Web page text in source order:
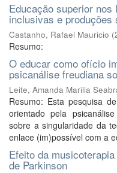
Educação superior
inclusivas e produções
Castanho, Rafael Mauricio (
Resumo:
O educar como ofício
psicanálise freudiana
Leite, Amanda Marilia
Resumo: Esta pesquisa
orientado pela
sobre a singularidade da
enlace (im)possível com a
Efeito da
de Parkinson